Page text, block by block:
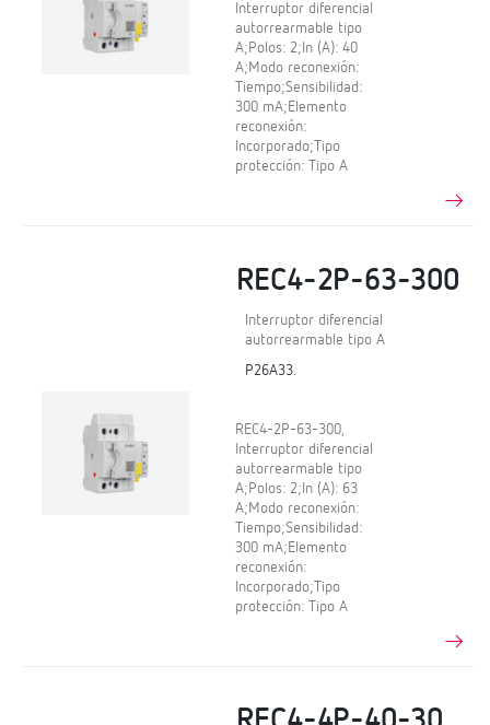
Interruptor diferencial
autorrearmable tipo
A;Polos: 2;In (A): 40
A;Modo reconexión:
Tiempo;Sensibilidad:
300 mA;Elemento
reconexión:
Incorporado;Tipo
protección: Tipo A
REC4-2P-63-300
Interruptor diferencial
autorrearmable tipo A
P26A33.
REC4-2P-63-300,
Interruptor diferencial
autorrearmable tipo
A;Polos: 2;In (A): 63
A;Modo reconexión:
Tiempo;Sensibilidad:
300 mA;Elemento
reconexión:
Incorporado;Tipo
protección: Tipo A